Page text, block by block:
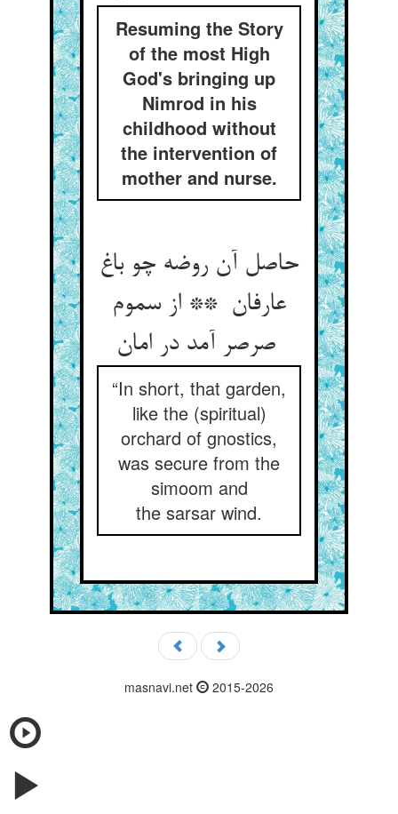
Resuming the Story
of the most High
God's bringing up
Nimrod in his
childhood without
the intervention of
mother and nurse.
حاصل آن روضه چو باغ
عارفان ** از سموم
صرصر آمد در امان
“In short, that garden,
like the (spiritual)
orchard of gnostics,
was secure from the
simoom and
the sarsar wind.
masnavi.net 2015-2026